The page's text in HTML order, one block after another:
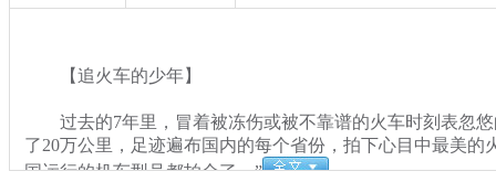
【追火车的少年】
过去的7年里，冒着被冻伤或被不靠谱的火车时刻表忽悠
了20万公里，足迹遍布国内的每个省份，拍下心目中最美的
国运行的机车型号都拍全了。”